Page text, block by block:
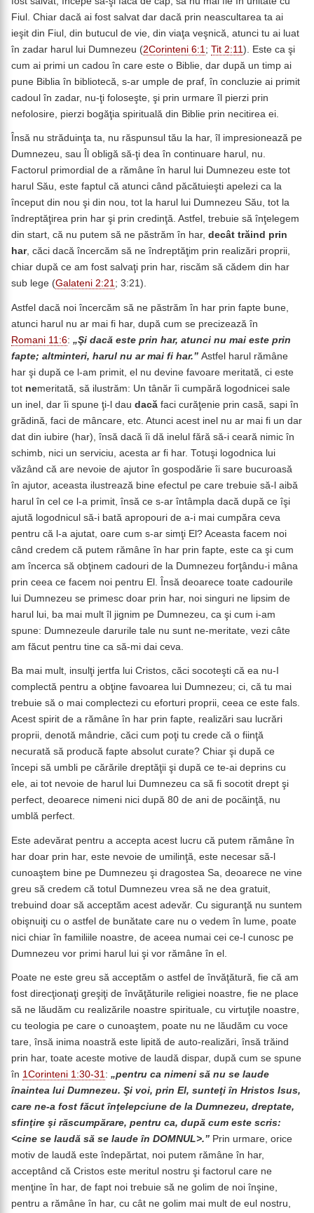
Fiul. Chiar dacă ai fost salvat dar dacă prin neascultarea ta ai
ieşit din Fiul, din butucul de vie, din viaţa veşnică, atunci tu ai luat
în zadar harul lui Dumnezeu (2Corinteni 6:1 ; Tit 2:11 ). Este ca şi
cum ai primi un cadou în care este o Biblie, dar după un timp ai
pune Biblia în bibliotecă, s-ar umple de praf, în concluzie ai primit
cadoul în zadar, nu-ţi foloseşte, şi prin urmare îl pierzi prin
nefolosire, pierzi bogăţia spirituală din Biblie prin necitirea ei.
Însă nu străduinţa ta, nu răspunsul tău la har, îl impresionează pe
Dumnezeu, sau Îl obligă să-ţi dea în continuare harul, nu.
Factorul primordial de a rămâne în harul lui Dumnezeu este tot
harul Său, este faptul că atunci când păcătuieşti apelezi ca la
început din nou şi din nou, tot la harul lui Dumnezeu Său, tot la
îndreptăţirea prin har şi prin credinţă. Astfel, trebuie să înţelegem
din start, că nu putem să ne păstrăm în har, decât trăind prin
har, căci dacă încercăm să ne îndreptăţim prin realizări proprii,
chiar după ce am fost salvaţi prin har, riscăm să cădem din har
sub lege (Galateni 2:21; 3:21).
Astfel dacă noi încercăm să ne păstrăm în har prin fapte bune,
atunci harul nu ar mai fi har, după cum se precizează în
Romani 11:6: „Şi dacă este prin har, atunci nu mai este prin
fapte; altminteri, harul nu ar mai fi har.” Astfel harul rămâne
har şi după ce l-am primit, el nu devine favoare meritată, ci este
tot nemeritată, să ilustrăm: Un tânăr îi cumpără logodnicei sale
un inel, dar îi spune ţi-l dau dacă faci curăţenie prin casă, sapi în
grădină, faci de mâncare, etc. Atunci acest inel nu ar mai fi un dar
dat din iubire (har), însă dacă îi dă inelul fără să-i ceară nimic în
schimb, nici un serviciu, acesta ar fi har. Totuşi logodnica lui
văzând că are nevoie de ajutor în gospodărie îi sare bucuroasă
în ajutor, aceasta ilustrează bine efectul pe care trebuie să-l aibă
harul în cel ce l-a primit, însă ce s-ar întâmpla dacă după ce îşi
ajută logodnicul să-i bată apropouri de a-i mai cumpăra ceva
pentru că l-a ajutat, oare cum s-ar simţi El? Aceasta facem noi
când credem că putem rămâne în har prin fapte, este ca şi cum
am încerca să obţinem cadouri de la Dumnezeu forţându-i mâna
prin ceea ce facem noi pentru El. Însă deoarece toate cadourile
lui Dumnezeu se primesc doar prin har, noi singuri ne lipsim de
harul lui, ba mai mult îl jignim pe Dumnezeu, ca şi cum i-am
spune: Dumnezeule darurile tale nu sunt ne-meritate, vezi câte
am făcut pentru tine ca să-mi dai ceva.
Ba mai mult, insulţi jertfa lui Cristos, căci socoteşti că ea nu-I
complectă pentru a obţine favoarea lui Dumnezeu; ci, că tu mai
trebuie să o mai complectezi cu eforturi proprii, ceea ce este fals.
Acest spirit de a rămâne în har prin fapte, realizări sau lucrări
proprii, denotă mândrie, căci cum poţi tu crede că o fiinţă
necurată să producă fapte absolut curate? Chiar şi după ce
începi să umbli pe cărările dreptăţii şi după ce te-ai deprins cu
ele, ai tot nevoie de harul lui Dumnezeu ca să fi socotit drept şi
perfect, deoarece nimeni nici după 80 de ani de pocăinţă, nu
umblă perfect.
Este adevărat pentru a accepta acest lucru că putem rămâne în
har doar prin har, este nevoie de umilinţă, este necesar să-l
cunoaştem bine pe Dumnezeu şi dragostea Sa, deoarece ne vine
greu să credem că totul Dumnezeu vrea să ne dea gratuit,
trebuind doar să acceptăm acest adevăr. Cu siguranţă nu suntem
obişnuiţi cu o astfel de bunătate care nu o vedem în lume, poate
nici chiar în familiile noastre, de aceea numai cei ce-l cunosc pe
Dumnezeu vor primi harul lui şi vor rămâne în el.
Poate ne este greu să acceptăm o astfel de învăţătură, fie că am
fost direcţionaţi greşiţi de învăţăturile religiei noastre, fie ne place
să ne lăudăm cu realizările noastre spirituale, cu virtuţile noastre,
cu teologia pe care o cunoaştem, poate nu ne lăudăm cu voce
tare, însă inima noastră este lipită de auto-realizări, însă trăind
prin har, toate aceste motive de laudă dispar, după cum se spune
în 1Corinteni 1:30-31 : „pentru ca nimeni să nu se laude
înaintea lui Dumnezeu. Şi voi, prin El, sunteţi în Hristos Isus,
care ne-a fost făcut înţelepciune de la Dumnezeu, dreptate,
sfinţire şi răscumpărare, pentru ca, după cum este scris:
<cine se laudă să se laude în DOMNUL>.” Prin urmare, orice
motiv de laudă este îndepărtat, noi putem rămâne în har,
acceptând că Cristos este meritul nostru şi factorul care ne
menţine în har, de fapt noi trebuie să ne golim de noi înşine,
pentru a rămâne în har, cu cât ne golim mai mult de eul nostru,